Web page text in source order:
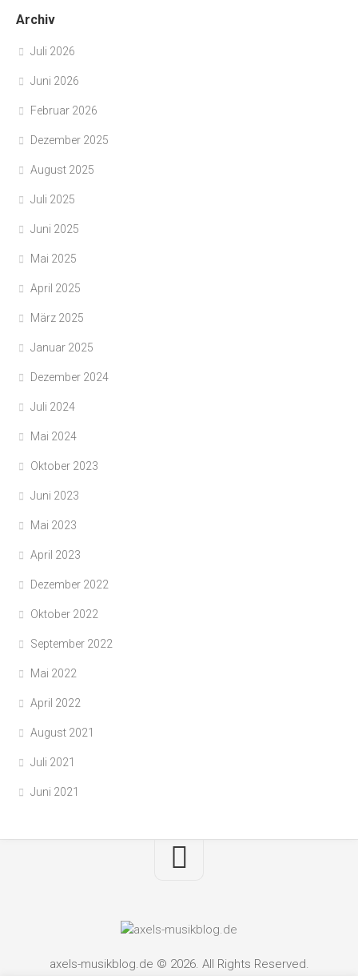
Archiv
Juli 2026
Juni 2026
Februar 2026
Dezember 2025
August 2025
Juli 2025
Juni 2025
Mai 2025
April 2025
März 2025
Januar 2025
Dezember 2024
Juli 2024
Mai 2024
Oktober 2023
Juni 2023
Mai 2023
April 2023
Dezember 2022
Oktober 2022
September 2022
Mai 2022
April 2022
August 2021
Juli 2021
Juni 2021
axels-musikblog.de © 2026. All Rights Reserved.